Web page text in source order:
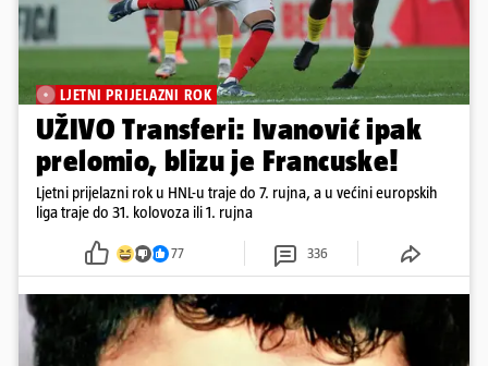
LJETNI PRIJELAZNI ROK
UŽIVO Transferi: Ivanović ipak
prelomio, blizu je Francuske!
Ljetni prijelazni rok u HNL-u traje do 7. rujna, a u većini europskih
liga traje do 31. kolovoza ili 1. rujna
77 336